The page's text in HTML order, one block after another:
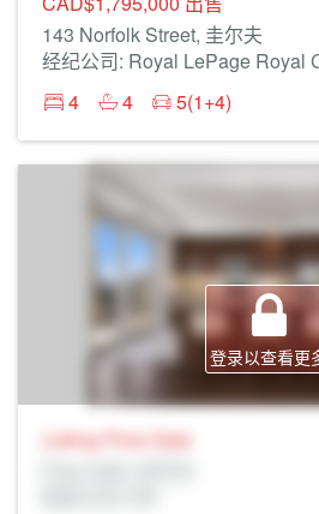
143 Norfolk Street, 圭尔夫
经纪公司: Royal LePage Royal
4
4 5(1+4)
登录以查看更
Listing Price Sale